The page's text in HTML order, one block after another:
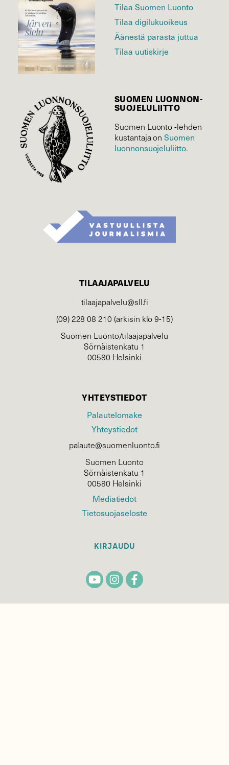
Tilaa Suomen Luonto
Tilaa digilukuoikeus
Äänestä parasta juttua
Tilaa uutiskirje
SUOMEN LUONNON­
SUOJELU­LIITTO
Suomen Luonto -lehden
kustantaja onSuomen
luonnonsuojelu­liitto.
TILAAJAPALVELU
tilaajapalvelu@sll.fi
(09) 228 08 210 (arkisin klo 9-15)
Suomen Luonto/tilaajapalvelu
Sörnäistenkatu 1
00580 Helsinki
YHTEYSTIEDOT
Palautelomake
Yhteystiedot
palaute@suomenluonto.fi
Suomen Luonto
Sörnäistenkatu 1
00580 Helsinki
Mediatiedot
Tietosuojaseloste
KIRJAUDU